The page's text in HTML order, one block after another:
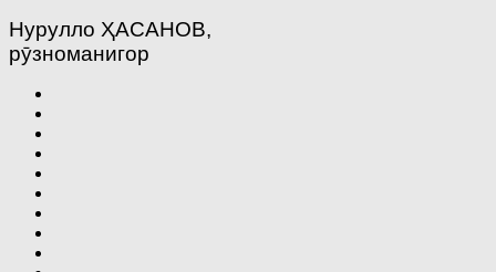
Нурулло ҲАСАНОВ,
рӯзноманигор